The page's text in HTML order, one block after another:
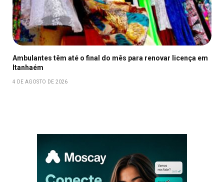
Ambulantes têm até o final do mês para renovar licença em
Itanhaém
4 DE AGOSTO DE 2026